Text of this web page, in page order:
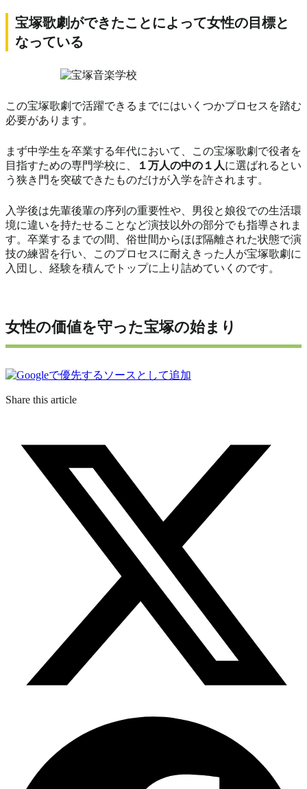
宝塚歌劇ができたことによって女性の目標と
なっている
この宝塚歌劇で活躍できるまでにはいくつかプロセスを踏む
必要があります。
まず中学生を卒業する年代において、この宝塚歌劇で役者を
目指すための専門学校に、
１万人の中の１人に選ばれるとい
う狭き門を突破できたものだけが入学を許されます。
入学後は先輩後輩の序列の重要性や、男役と娘役での生活環
境に違いを持たせることなど演技以外の部分でも指導されま
す。卒業するまでの間、俗世間からほぼ隔離された状態で演
技の練習を行い、このプロセスに耐えきった人が宝塚歌劇に
入団し、経験を積んでトップに上り詰めていくのです。
女性の価値を守った宝塚の始まり
Share this article